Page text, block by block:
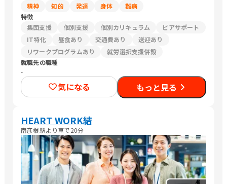
精神
知的 発達 身体
難病
特徴
集団支援
個別支援 個別カリキュラム
ピアサポート
IT特化
昼食あり 交通費あり
送迎あり
リワークプログラムあり
就労選択支援併設
就職先の職種
-
気になる もっと見る
HEART WORK結
南彦根駅より車で20分